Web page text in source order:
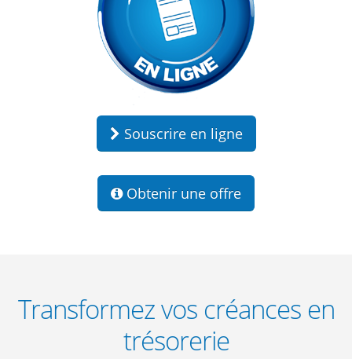
Souscrire en ligne
Obtenir une offre
Transformez vos créances en
trésorerie